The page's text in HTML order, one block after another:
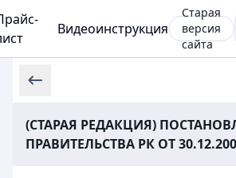
Видеоинструкция
Старая
версия
сайта
(СТАРАЯ РЕДАКЦИЯ)
ПРАВИТЕЛЬСТВА РК ОТ